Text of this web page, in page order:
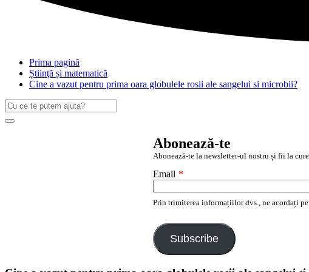
Prima pagină
Știinţă și matematică
Cine a vazut pentru prima oara globulele rosii ale sangelui si microbii?
Caută
după:
Search
Abonează-te
Abonează-te la newsletter-ul nostru și fii la
Email *
Prin trimiterea informațiilor dvs., ne acordați
Subscribe